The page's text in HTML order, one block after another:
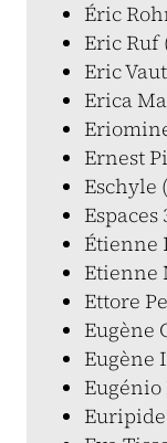
Éric
Eric Ruf
Eric
Erica
Ernest
Eschyle
Espaces
Étienne
Etienne
Ettore
Eugène
Eugène
Eugénio
Euripide